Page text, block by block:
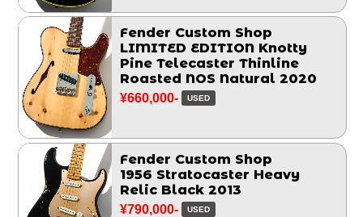
Fender Custom Shop
LIMITED EDITION Knotty
Pine Telecaster Thinline
Roasted NOS Natural 2020
¥660,000- USED
Fender Custom Shop
1956 Stratocaster Heavy
Relic Black 2013
¥790,000- USED